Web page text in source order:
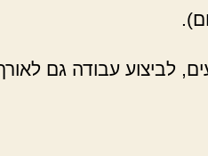
לביצוע עבודה גם